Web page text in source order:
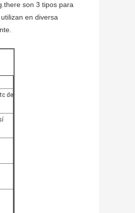
son 3 tipos para
en diversa
de